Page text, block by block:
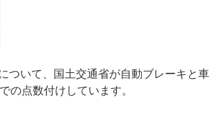
ついて、国土交通省が自動ブレーキと車
の点数付けしています。